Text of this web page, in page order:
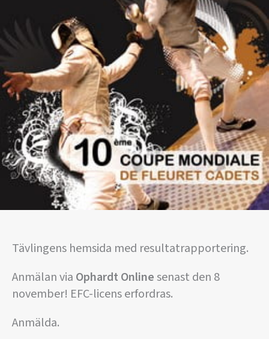
Tävlingens hemsida med resultatrapportering.
Anmälan via Ophardt Onlinesenast den 8
november! EFC-licens erfordras.
Anmälda.